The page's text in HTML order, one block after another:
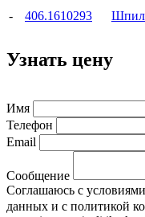
-
406.1610293
Узнать цену
Имя
Телефон
Email
Сообщение
Соглашаюсь с
данных и с политикой